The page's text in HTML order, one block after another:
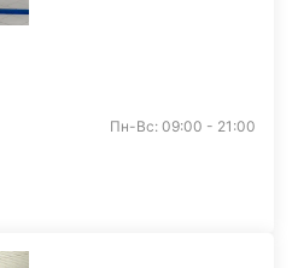
Пн-Вс: 09:00 - 21:00